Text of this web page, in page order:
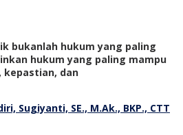
bukanlah hukum yang paling
hukum yang paling mampu
kepastian, dan